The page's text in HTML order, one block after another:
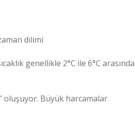
dilimi
genellikle 2°C ile 6°C arasında
oluşuyor. Büyük harcamalar